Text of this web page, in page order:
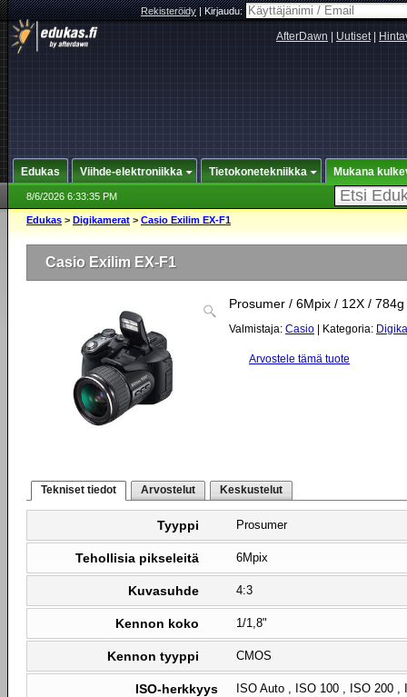
Rekisteröidy|Kirjaudu:
AfterDawn Uutiset|
Edukas Viihde-elektroniikka Tietokonetekniikka Mukana
8/6/2026 6:33:35 PM
Edukas > Digikamerat > Casio Exilim EX-F1
Casio Exilim EX-F1
Prosumer / 6Mpix / 12X / 784g
Valmistaja: Casio | Kategoria:
Arvostele tämä tuote
Tekniset tiedot Arvostelut Keskustelut
Tyyppi Prosumer
Tehollisia pikseleitä 6Mpix
Kuvasuhde 4:3
Kennon koko 1/1,8"
Kennon tyyppi CMOS
ISO-herkkyys ISO Auto , ISO 100 , ISO 200